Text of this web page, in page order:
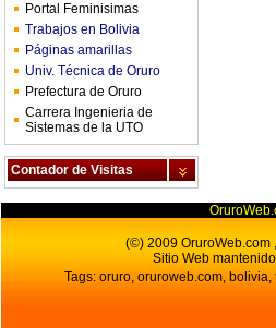
Portal Feminisimas
Trabajos en Bolivia
Páginas amarillas
Univ. Técnica de Oruro
Prefectura de Oruro
Carrera Ingenieria de
Sistemas de la UTO
Contador de Visitas
(©) 2009 OruroWeb.com
Sitio Web
Tags: oruro, oruroweb.com,